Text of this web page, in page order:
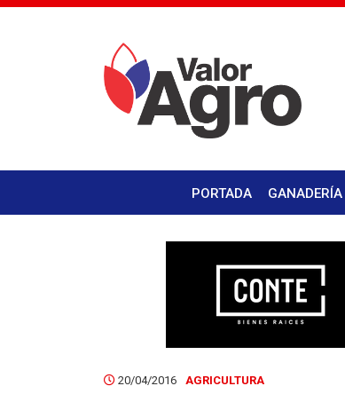
PORTADA GANADERÍA
20/04/2016 AGRICULTURA